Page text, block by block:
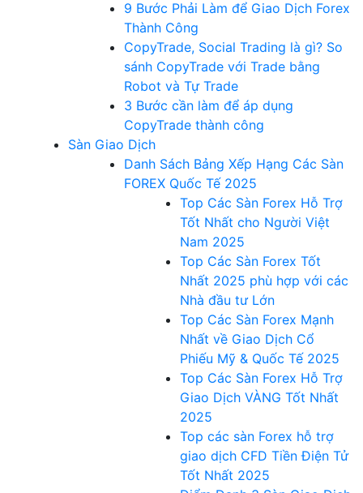
9 Bước Phải Làm để Giao Dịch Forex
Thành Công
CopyTrade, Social Trading là gì? So
sánh CopyTrade với Trade bằng
Robot và Tự Trade
3 Bước cần làm để áp dụng
CopyTrade thành công
Sàn Giao Dịch
Danh Sách Bảng Xếp Hạng Các Sàn
FOREX Quốc Tế 2025
Top Các Sàn Forex Hỗ Trợ
Tốt Nhất cho Người Việt
Nam 2025
Top Các Sàn Forex Tốt
Nhất 2025 phù hợp với các
Nhà đầu tư Lớn
Top Các Sàn Forex Mạnh
Nhất về Giao Dịch Cổ
Phiếu Mỹ & Quốc Tế 2025
Top Các Sàn Forex Hỗ Trợ
Giao Dịch VÀNG Tốt Nhất
2025
Top các sàn Forex hỗ trợ
giao dịch CFD Tiền Điện Tử
Tốt Nhất 2025